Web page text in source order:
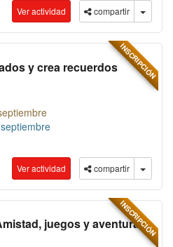
Ver actividad compartir
y crea recuerdosINSCRIPCIÓN
Ver actividad compartir
juegos y aventuras
INSCRIPCIÓN